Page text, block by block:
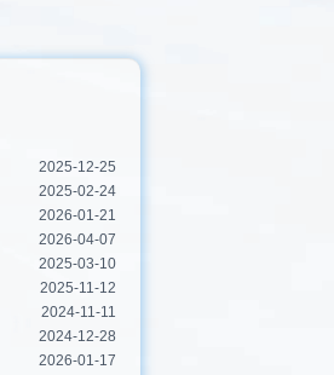
2025-12-25
2025-02-24
2026-01-21
2026-04-07
2025-03-10
2025-11-12
2024-11-11
2024-12-28
2026-01-17